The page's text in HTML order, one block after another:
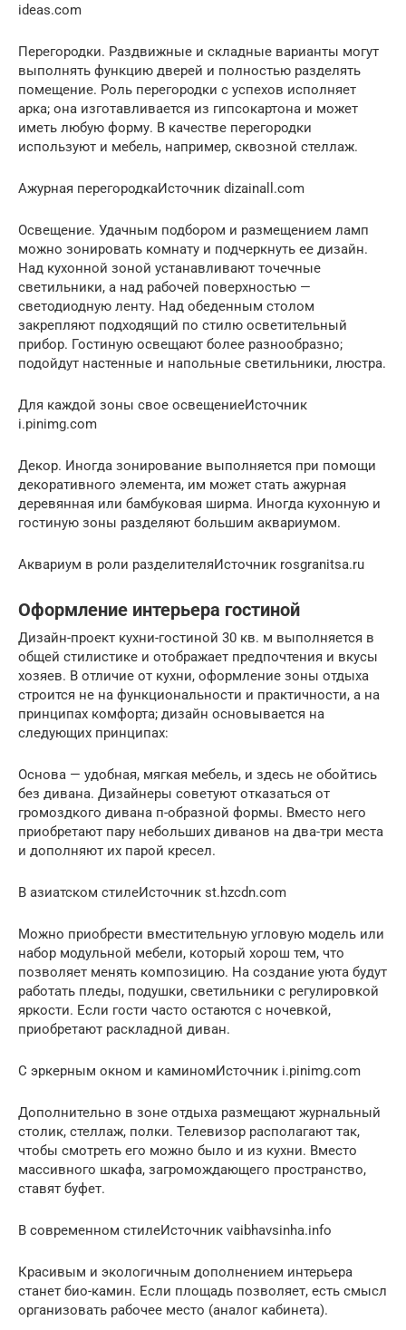
ideas.com
Перегородки. Раздвижные и складные варианты могут
выполнять функцию дверей и полностью разделять
помещение. Роль перегородки с успехов исполняет
арка; она изготавливается из гипсокартона и может
иметь любую форму. В качестве перегородки
используют и мебель, например, сквозной стеллаж.
Ажурная перегородкаИсточник dizainall.com
Освещение. Удачным подбором и размещением ламп
можно зонировать комнату и подчеркнуть ее дизайн.
Над кухонной зоной устанавливают точечные
светильники, а над рабочей поверхностью —
светодиодную ленту. Над обеденным столом
закрепляют подходящий по стилю осветительный
прибор. Гостиную освещают более разнообразно;
подойдут настенные и напольные светильники, люстра.
Для каждой зоны свое освещениеИсточник
i.pinimg.com
Декор. Иногда зонирование выполняется при помощи
декоративного элемента, им может стать ажурная
деревянная или бамбуковая ширма. Иногда кухонную и
гостиную зоны разделяют большим аквариумом.
Аквариум в роли разделителяИсточник rosgranitsa.ru
Оформление интерьера гостиной
Дизайн-проект кухни-гостиной 30 кв. м выполняется в
общей стилистике и отображает предпочтения и вкусы
хозяев. В отличие от кухни, оформление зоны отдыха
строится не на функциональности и практичности, а на
принципах комфорта; дизайн основывается на
следующих принципах:
Основа — удобная, мягкая мебель, и здесь не обойтись
без дивана. Дизайнеры советуют отказаться от
громоздкого дивана п-образной формы. Вместо него
приобретают пару небольших диванов на два-три места
и дополняют их парой кресел.
В азиатском стилеИсточник st.hzcdn.com
Можно приобрести вместительную угловую модель или
набор модульной мебели, который хорош тем, что
позволяет менять композицию. На создание уюта будут
работать пледы, подушки, светильники с регулировкой
яркости. Если гости часто остаются с ночевкой,
приобретают раскладной диван.
С эркерным окном и каминомИсточник i.pinimg.com
Дополнительно в зоне отдыха размещают журнальный
столик, стеллаж, полки. Телевизор располагают так,
чтобы смотреть его можно было и из кухни. Вместо
массивного шкафа, загромождающего пространство,
ставят буфет.
В современном стилеИсточник vaibhavsinha.info
Красивым и экологичным дополнением интерьера
станет био-камин. Если площадь позволяет, есть смысл
организовать рабочее место (аналог кабинета).